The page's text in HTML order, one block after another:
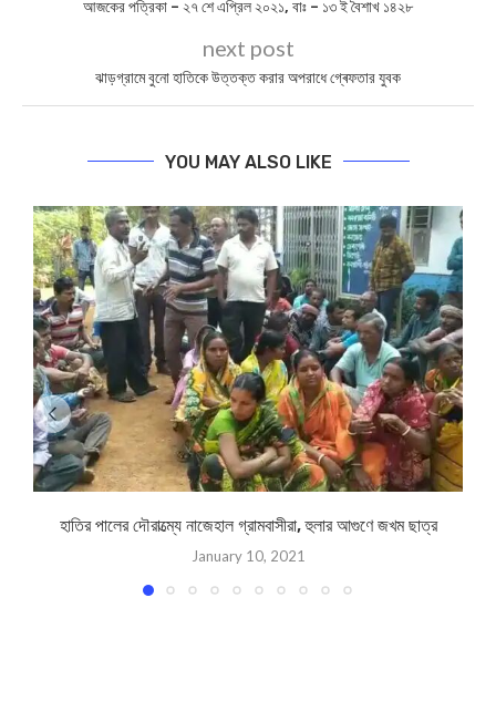
আজকের পত্রিকা – ২৭ শে এপ্রিল ২০২১, বাঃ – ১৩ ই বৈশাখ ১৪২৮
next post
ঝাড়গ্রামে বুনো হাতিকে উত্তক্ত করার অপরাধে গ্ৰেফতার যুবক
YOU MAY ALSO LIKE
হাতির পালের দৌরাত্ম্যে নাজেহাল গ্রামবাসীরা, হুলার আগুণে জখম ছাত্র
January 10, 2021